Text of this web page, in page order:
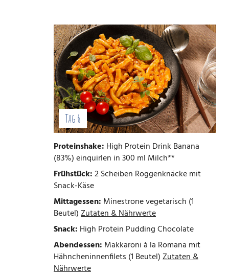
Tag 6
Proteinshake: High Protein Drink Banana
(83%) einquirlen in 300 ml Milch**
Frühstück:2 Scheiben Roggenknäcke mit
Snack-Käse
Mittagessen: Minestrone vegetarisch (1
Beutel)Zutaten & Nährwerte
Snack: High Protein Pudding Chocolate
Abendessen: Makkaroni à la Romana mit
Hähncheninnenfilets (1 Beutel)Zutaten &
Nährwerte